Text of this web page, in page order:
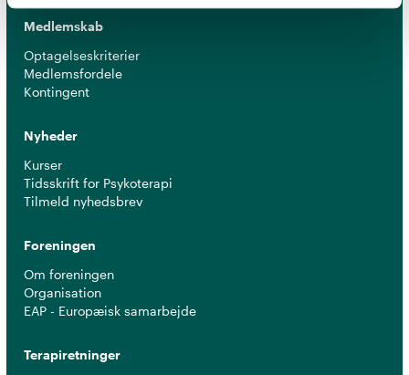
Medlemskab
Optagelseskriterier
Medlemsfordele
Kontingent
Nyheder
Kurser
Tidsskrift for Psykoterapi
Tilmeld nyhedsbrev
Foreningen
Om foreningen
Organisation
EAP - Europæisk samarbejde
Terapiretninger